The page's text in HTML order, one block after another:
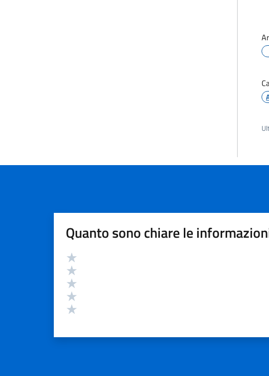
Quanto sono chiare le
Valutazione